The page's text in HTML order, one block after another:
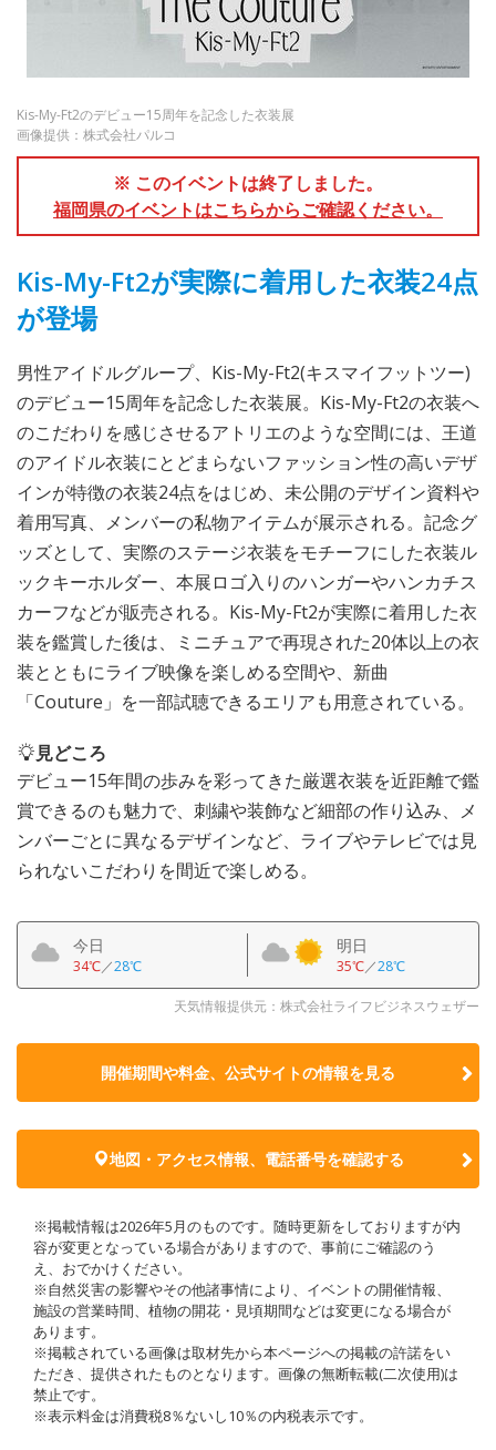
Kis-My-Ft2のデビュー15周年を記念した衣装展
画像提供：株式会社パルコ
※ このイベントは終了しました。
福岡県のイベントはこちらからご確認ください。
Kis-My-Ft2が実際に着用した衣装24点
が登場
男性アイドルグループ、Kis-My-Ft2(キスマイフットツー)
のデビュー15周年を記念した衣装展。Kis-My-Ft2の衣装へ
のこだわりを感じさせるアトリエのような空間には、王道
のアイドル衣装にとどまらないファッション性の高いデザ
インが特徴の衣装24点をはじめ、未公開のデザイン資料や
着用写真、メンバーの私物アイテムが展示される。記念グ
ッズとして、実際のステージ衣装をモチーフにした衣装ル
ックキーホルダー、本展ロゴ入りのハンガーやハンカチス
カーフなどが販売される。Kis-My-Ft2が実際に着用した衣
装を鑑賞した後は、ミニチュアで再現された20体以上の衣
装とともにライブ映像を楽しめる空間や、新曲
「Couture」を一部試聴できるエリアも用意されている。
見どころ
デビュー15年間の歩みを彩ってきた厳選衣装を近距離で鑑
賞できるのも魅力で、刺繍や装飾など細部の作り込み、メ
ンバーごとに異なるデザインなど、ライブやテレビでは見
られないこだわりを間近で楽しめる。
今日
34℃／28℃
明日
35℃／28℃
天気情報提供元：株式会社ライフビジネスウェザー
開催期間や料金、公式サイトの情報を見る
地図・アクセス情報、電話番号を確認する
※掲載情報は2026年5月のものです。随時更新をしておりますが内
容が変更となっている場合がありますので、事前にご確認のう
え、おでかけください。
※自然災害の影響やその他諸事情により、イベントの開催情報、
施設の営業時間、植物の開花・見頃期間などは変更になる場合が
あります。
※掲載されている画像は取材先から本ページへの掲載の許諾をい
ただき、提供されたものとなります。画像の無断転載(二次使用)は
禁止です。
※表示料金は消費税8％ないし10％の内税表示です。